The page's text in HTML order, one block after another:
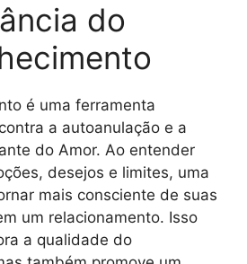
do
é uma ferramenta
a autoanulação e a
do Amor. Ao entender
desejos e limites, uma
mais consciente de suas
um relacionamento. Isso
a qualidade do